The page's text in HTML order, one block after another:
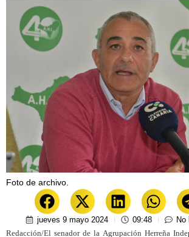
Foto de archivo.
jueves 9 mayo 2024 09:48
No
Redacción/El senador de la Agrupación Herreña